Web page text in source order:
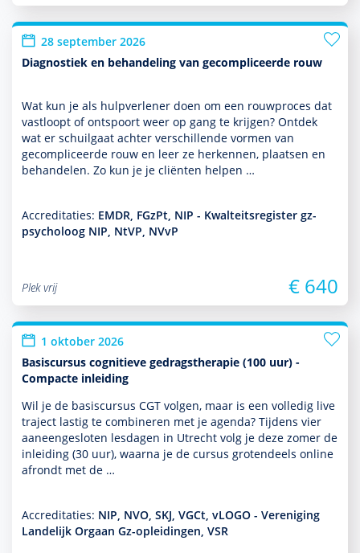
28 september 2026
Diagnostiek en behandeling van gecompliceerde rouw
Wat kun je als hulp­ver­le­ner doen om een rouwproces dat
vastloopt of ontspoort weer op gang te krijgen? Ontdek
wat er schuilgaat achter ver­schil­lende vormen van
gecompliceerde rouw en leer ze herkennen, plaatsen en
behan­delen. Zo kun je je cliënten helpen …
Accreditaties: EMDR, FGzPt, NIP - Kwalteitsregister gz-
psycholoog NIP, NtVP, NVvP
Plek vrij € 640
1 oktober 2026
Basiscursus cognitieve gedragstherapie (100 uur) -
Compacte inleiding
Wil je de basis­cursus CGT volgen, maar is een volledig live
traject lastig te combineren met je agenda? Tijdens vier
aaneengesloten lesdagen in Utrecht volg je deze zomer de
inleiding (30 uur), waarna je de cursus grotendeels online
afrondt met de …
Accreditaties: NIP, NVO, SKJ, VGCt, vLOGO - Vereniging
Landelijk Orgaan Gz-opleidingen, VSR